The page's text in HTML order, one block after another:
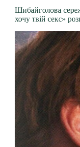
Шибайголова
хочу твій секс»